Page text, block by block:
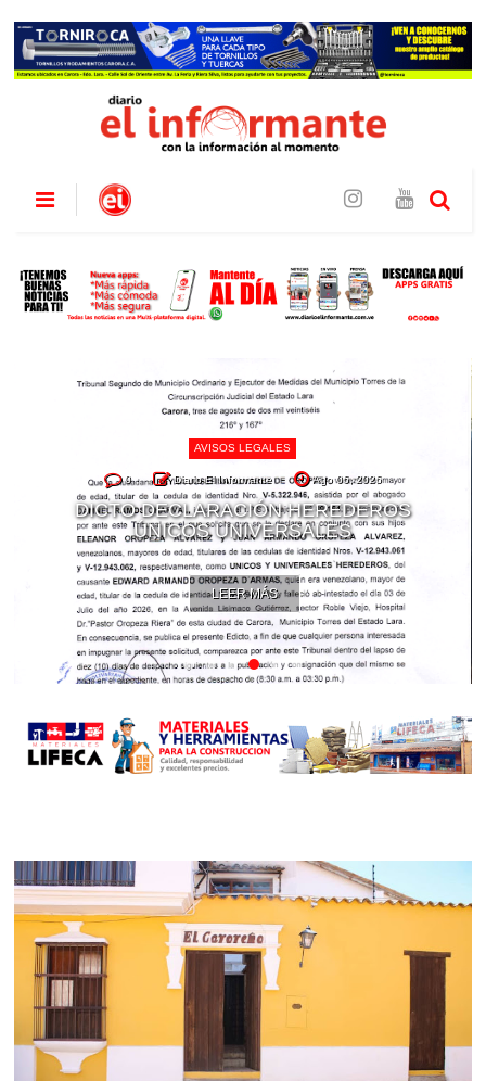
AVISOS LEGALES
0 Diario El Informante Ago 06, 2026
DICTO DECLARACIÓN HEREDEROS
ÚNICOS UNIVERSALES
LEER MÁS